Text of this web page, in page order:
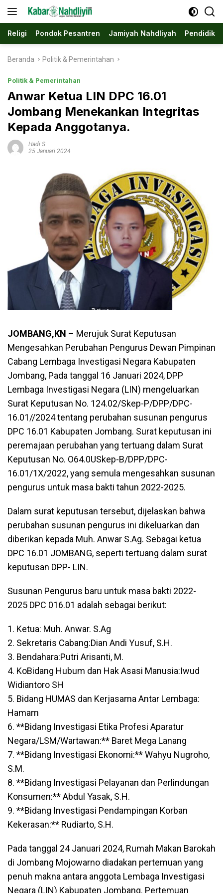
Religi Pondok Pesantren Jamiyah Nahdliyah
Beranda Politik & Pemerintahan
Politik & Pemerintahan
Anwar Ketua LIN DPC 16.01
Jombang Menekankan Integritas
Kepada Anggotanya.
Hadi S
25 Januari 2024
JOMBANG,KN – Merujuk Surat Keputusan
Mengesahkan Perubahan Pengurus Dewan Pimpinan
Cabang Lembaga Investigasi Negara Kabupaten
Jombang, Pada tanggal 16 Januari 2024, DPP
Lembaga Investigasi Negara (LIN) mengeluarkan
Surat Keputusan No. 124.02/Skep-P/DPP/DPC-
16.01//2024 tentang perubahan susunan pengurus
DPC 16.01 Kabupaten Jombang. Surat keputusan ini
peremajaan perubahan yang tertuang dalam Surat
Keputusan No. O64.0USkep-B/DPP/DPC-
16.01/1X/2022, yang semula mengesahkan susunan
pengurus untuk masa bakti tahun 2022-2025.
Dalam surat keputusan tersebut, dijelaskan bahwa
perubahan susunan pengurus ini dikeluarkan dan
diberikan kepada Muh. Anwar S.Ag. Sebagai ketua
DPC 16.01 JOMBANG, seperti tertuang dalam surat
keputusan DPP- LIN.
Susunan Pengurus baru untuk masa bakti 2022-
2025 DPC 016.01 adalah sebagai berikut:
1. Ketua: Muh. Anwar. S.Ag
2. Sekretaris Cabang:Dian Andi Yusuf, S.H.
3. Bendahara:Putri Arisanti, M.
4. KoBidang Hubum dan Hak Asasi Manusia:Iwud
Widiantoro SH
5. Bidang HUMAS dan Kerjasama Antar Lembaga:
Hamam
6. **Bidang Investigasi Etika Profesi Aparatur
Negara/LSM/Wartawan:** Baret Mega Lanang
7. **Bidang Investigasi Ekonomi:** Wahyu Nugroho,
S.M.
8. **Bidang Investigasi Pelayanan dan Perlindungan
Konsumen:** Abdul Yasak, S.H.
9. **Bidang Investigasi Pendampingan Korban
Kekerasan:** Rudiarto, S.H.
Pada tanggal 24 Januari 2024, Rumah Makan Barokah
di Jombang Mojowarno diadakan pertemuan yang
penuh makna antara anggota Lembaga Investigasi
Negara (LIN) Kabupaten Jombang. Pertemuan